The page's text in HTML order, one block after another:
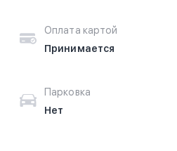
Оплата картой
Принимается
Парковка
Нет